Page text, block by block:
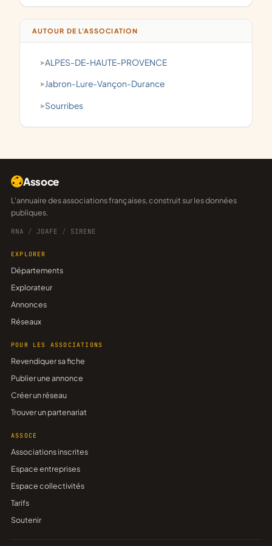
AUTOUR DE L'ASSOCIATION
ALPES-DE-HAUTE-PROVENCE
Jabron-Lure-Vançon-Durance
Sourribes
Assoce
L'annuaire des associations françaises, construit sur les données
publiques.
RNA / JOAFE / SIRENE
EXPLORER
Départements
Explorateur
Annonces
Réseaux
POUR LES ASSOCIATIONS
Revendiquer sa fiche
Publier une annonce
Créer un réseau
Trouver un partenariat
ASSOCE
Associations inscrites
Espace entreprises
Espace collectivités
Tarifs
Soutenir